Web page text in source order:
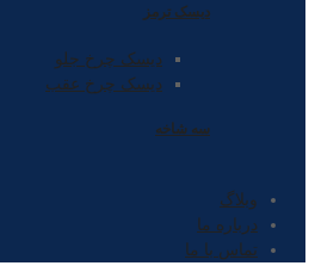
دیسک ترمز
دیسک چرخ جلو
دیسک چرخ عقب
سه شاخه
وبلاگ
درباره ما
تماس با ما